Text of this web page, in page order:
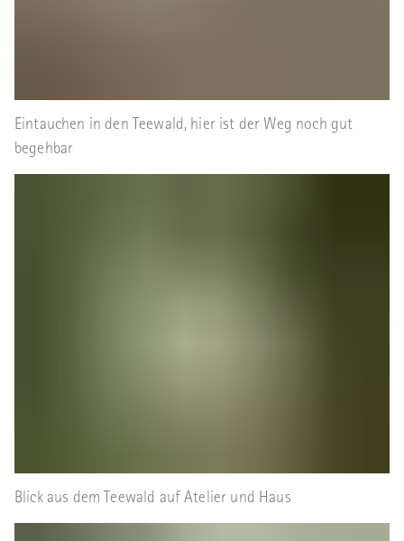
Eintauchen in den Teewald, hier ist der Weg noch gut
begehbar
Blick aus dem Teewald auf Atelier und Haus